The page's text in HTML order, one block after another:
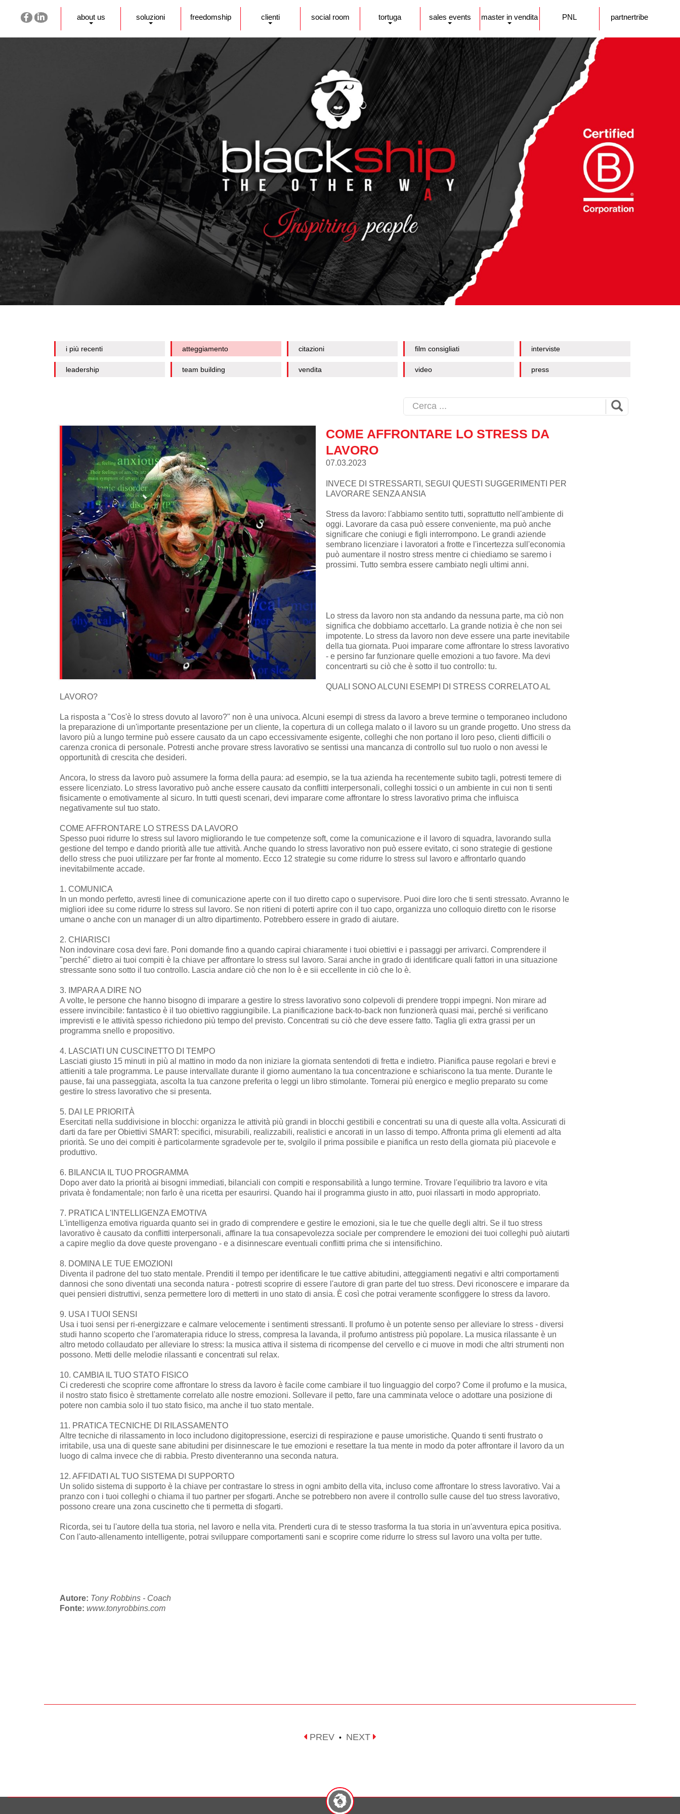
about us soluzioni freedomship clienti social room tortuga sales events master in vendita PNL partnertribe
i più recenti atteggiamento citazioni film consigliati interviste
leadership team building vendita video press
COME AFFRONTARE LO STRESS DA
LAVORO
07.03.2023
INVECE DI STRESSARTI, SEGUI QUESTI SUGGERIMENTI PER
LAVORARE SENZA ANSIA
Stress da lavoro: l'abbiamo sentito tutti, soprattutto nell'ambiente di
oggi. Lavorare da casa può essere conveniente, ma può anche
significare che coniugi e figli interrompono. Le grandi aziende
sembrano licenziare i lavoratori a frotte e l'incertezza sull'economia
può aumentare il nostro stress mentre ci chiediamo se saremo i
prossimi. Tutto sembra essere cambiato negli ultimi anni.
Lo stress da lavoro non sta andando da nessuna parte, ma ciò non
significa che dobbiamo accettarlo. La grande notizia è che non sei
impotente. Lo stress da lavoro non deve essere una parte inevitabile
della tua giornata. Puoi imparare come affrontare lo stress lavorativo
- e persino far funzionare quelle emozioni a tuo favore. Ma devi
concentrarti su ciò che è sotto il tuo controllo: tu.
QUALI SONO ALCUNI ESEMPI DI STRESS CORRELATO AL
LAVORO?
La risposta a "Cos'è lo stress dovuto al lavoro?" non è una univoca. Alcuni esempi di stress da lavoro a breve termine o temporaneo includono
la preparazione di un'importante presentazione per un cliente, la copertura di un collega malato o il lavoro su un grande progetto. Uno stress da
lavoro più a lungo termine può essere causato da un capo eccessivamente esigente, colleghi che non portano il loro peso, clienti difficili o
carenza cronica di personale. Potresti anche provare stress lavorativo se sentissi una mancanza di controllo sul tuo ruolo o non avessi le
opportunità di crescita che desideri.
Ancora, lo stress da lavoro può assumere la forma della paura: ad esempio, se la tua azienda ha recentemente subito tagli, potresti temere di
essere licenziato. Lo stress lavorativo può anche essere causato da conflitti interpersonali, colleghi tossici o un ambiente in cui non ti senti
fisicamente o emotivamente al sicuro. In tutti questi scenari, devi imparare come affrontare lo stress lavorativo prima che influisca
negativamente sul tuo stato.
COME AFFRONTARE LO STRESS DA LAVORO
Spesso puoi ridurre lo stress sul lavoro migliorando le tue competenze soft, come la comunicazione e il lavoro di squadra, lavorando sulla
gestione del tempo e dando priorità alle tue attività. Anche quando lo stress lavorativo non può essere evitato, ci sono strategie di gestione
dello stress che puoi utilizzare per far fronte al momento. Ecco 12 strategie su come ridurre lo stress sul lavoro e affrontarlo quando
inevitabilmente accade.
1. COMUNICA
In un mondo perfetto, avresti linee di comunicazione aperte con il tuo diretto capo o supervisore. Puoi dire loro che ti senti stressato. Avranno le
migliori idee su come ridurre lo stress sul lavoro. Se non ritieni di poterti aprire con il tuo capo, organizza uno colloquio diretto con le risorse
umane o anche con un manager di un altro dipartimento. Potrebbero essere in grado di aiutare.
2. CHIARISCI
Non indovinare cosa devi fare. Poni domande fino a quando capirai chiaramente i tuoi obiettivi e i passaggi per arrivarci. Comprendere il
"perché" dietro ai tuoi compiti è la chiave per affrontare lo stress sul lavoro. Sarai anche in grado di identificare quali fattori in una situazione
stressante sono sotto il tuo controllo. Lascia andare ciò che non lo è e sii eccellente in ciò che lo è.
3. IMPARA A DIRE NO
A volte, le persone che hanno bisogno di imparare a gestire lo stress lavorativo sono colpevoli di prendere troppi impegni. Non mirare ad
essere invincibile: fantastico è il tuo obiettivo raggiungibile. La pianificazione back-to-back non funzionerà quasi mai, perché si verificano
imprevisti e le attività spesso richiedono più tempo del previsto. Concentrati su ciò che deve essere fatto. Taglia gli extra grassi per un
programma snello e propositivo.
4. LASCIATI UN CUSCINETTO DI TEMPO
Lasciati giusto 15 minuti in più al mattino in modo da non iniziare la giornata sentendoti di fretta e indietro. Pianifica pause regolari e brevi e
attieniti a tale programma. Le pause intervallate durante il giorno aumentano la tua concentrazione e schiariscono la tua mente. Durante le
pause, fai una passeggiata, ascolta la tua canzone preferita o leggi un libro stimolante. Tornerai più energico e meglio preparato su come
gestire lo stress lavorativo che si presenta.
5. DAI LE PRIORITÀ
Esercitati nella suddivisione in blocchi: organizza le attività più grandi in blocchi gestibili e concentrati su una di queste alla volta. Assicurati di
darti da fare per Obiettivi SMART: specifici, misurabili, realizzabili, realistici e ancorati in un lasso di tempo. Affronta prima gli elementi ad alta
priorità. Se uno dei compiti è particolarmente sgradevole per te, svolgilo il prima possibile e pianifica un resto della giornata più piacevole e
produttivo.
6. BILANCIA IL TUO PROGRAMMA
Dopo aver dato la priorità ai bisogni immediati, bilanciali con compiti e responsabilità a lungo termine. Trovare l'equilibrio tra lavoro e vita
privata è fondamentale; non farlo è una ricetta per esaurirsi. Quando hai il programma giusto in atto, puoi rilassarti in modo appropriato.
7. PRATICA L'INTELLIGENZA EMOTIVA
L'intelligenza emotiva riguarda quanto sei in grado di comprendere e gestire le emozioni, sia le tue che quelle degli altri. Se il tuo stress
lavorativo è causato da conflitti interpersonali, affinare la tua consapevolezza sociale per comprendere le emozioni dei tuoi colleghi può aiutarti
a capire meglio da dove queste provengano - e a disinnescare eventuali conflitti prima che si intensifichino.
8. DOMINA LE TUE EMOZIONI
Diventa il padrone del tuo stato mentale. Prenditi il tempo per identificare le tue cattive abitudini, atteggiamenti negativi e altri comportamenti
dannosi che sono diventati una seconda natura - potresti scoprire di essere l'autore di gran parte del tuo stress. Devi riconoscere e imparare da
quei pensieri distruttivi, senza permettere loro di metterti in uno stato di ansia. È così che potrai veramente sconfiggere lo stress da lavoro.
9. USA I TUOI SENSI
Usa i tuoi sensi per ri-energizzare e calmare velocemente i sentimenti stressanti. Il profumo è un potente senso per alleviare lo stress - diversi
studi hanno scoperto che l'aromaterapia riduce lo stress, compresa la lavanda, il profumo antistress più popolare. La musica rilassante è un
altro metodo collaudato per alleviare lo stress: la musica attiva il sistema di ricompense del cervello e ci muove in modi che altri strumenti non
possono. Metti delle melodie rilassanti e concentrati sul relax.
10. CAMBIA IL TUO STATO FISICO
Ci crederesti che scoprire come affrontare lo stress da lavoro è facile come cambiare il tuo linguaggio del corpo? Come il profumo e la musica,
il nostro stato fisico è strettamente correlato alle nostre emozioni. Sollevare il petto, fare una camminata veloce o adottare una posizione di
potere non cambia solo il tuo stato fisico, ma anche il tuo stato mentale.
11. PRATICA TECNICHE DI RILASSAMENTO
Altre tecniche di rilassamento in loco includono digitopressione, esercizi di respirazione e pause umoristiche. Quando ti senti frustrato o
irritabile, usa una di queste sane abitudini per disinnescare le tue emozioni e resettare la tua mente in modo da poter affrontare il lavoro da un
luogo di calma invece che di rabbia. Presto diventeranno una seconda natura.
12. AFFIDATI AL TUO SISTEMA DI SUPPORTO
Un solido sistema di supporto è la chiave per contrastare lo stress in ogni ambito della vita, incluso come affrontare lo stress lavorativo. Vai a
pranzo con i tuoi colleghi o chiama il tuo partner per sfogarti. Anche se potrebbero non avere il controllo sulle cause del tuo stress lavorativo,
possono creare una zona cuscinetto che ti permetta di sfogarti.
Ricorda, sei tu l'autore della tua storia, nel lavoro e nella vita. Prenderti cura di te stesso trasforma la tua storia in un'avventura epica positiva.
Con l'auto-allenamento intelligente, potrai sviluppare comportamenti sani e scoprire come ridurre lo stress sul lavoro una volta per tutte.
Autore: Tony Robbins - Coach
Fonte: www.tonyrobbins.com
PREV • NEXT